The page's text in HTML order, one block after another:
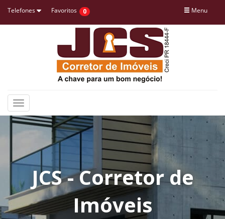
Telefones Favoritos 0 Menu
Toggle
navigation
JCS - Corretor de
Imóveis